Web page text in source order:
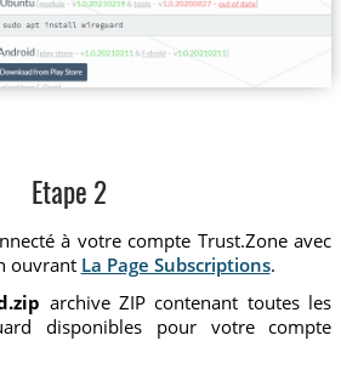
Etape 2
à votre compte Trust.Zone avec
ouvrant La Page Subscriptions.
archive ZIP contenant toutes les
disponibles pour votre compte